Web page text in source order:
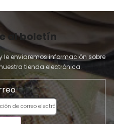
al boletín
le enviaremos información sobre
tienda electrónica.